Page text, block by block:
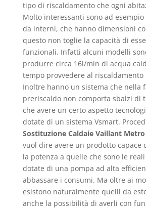
tipo di riscaldamento che ogni
Molto interessanti sono ad
da interni, che hanno dimensioni
questo non toglie la capacità di
funzionali. Infatti alcuni modelli
produrre circa 16l/min di acqua
tempo provvedere al riscaldamento
Inoltre hanno un sistema che nella
preriscaldo non comporta sbalzi di
che avere un certo aspetto
dotate di un sistema Vsmart.
Sostituzione Caldaie Vaillant
vuol dire avere un prodotto capace
la potenza a quelle che sono le
dotate di una pompa ad alta
abbassare i consumi. Ma oltre ai
esistono naturalmente quelli da
anche la possibilità di averli con